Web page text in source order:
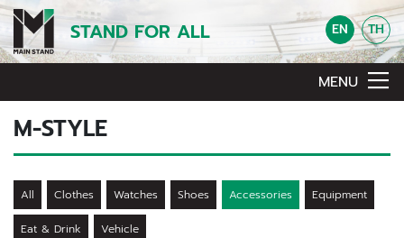
STAND FOR ALL EN TH
MENU
M-STYLE
All Clothes Watches Shoes Accessories Equipment
Eat & Drink Vehicle